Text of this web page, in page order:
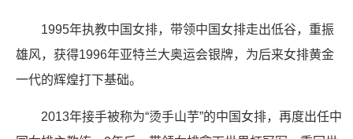
1995年执教中国女排，带领中国女排走出低谷，重振
雄风，获得1996年亚特兰大奥运会银牌，为后来女排黄金
一代的辉煌打下基础。
2013年接手被称为“烫手山芋”的中国女排，再度出任中